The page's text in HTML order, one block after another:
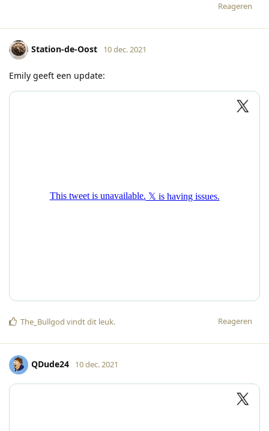
Reageren
Station-de-Oost 10 dec. 2021
Emily geeft een update:
Reageren
The_Bullgod vindt dit leuk.
QDude24 10 dec. 2021